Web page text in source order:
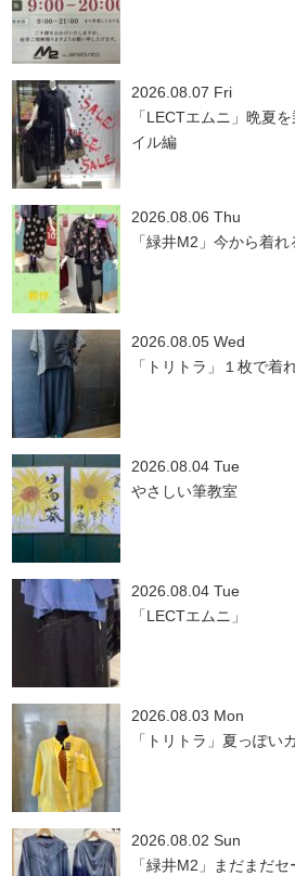
2026.08.07 Fri
「LECTエムニ」晩夏
イル編
2026.08.06 Thu
「緑井M2」今から着
2026.08.05 Wed
「トリトラ」１枚で着
2026.08.04 Tue
やさしい筆教室
2026.08.04 Tue
「LECTエムニ」
2026.08.03 Mon
「トリトラ」夏っぽい
2026.08.02 Sun
「緑井M2」まだまだセ